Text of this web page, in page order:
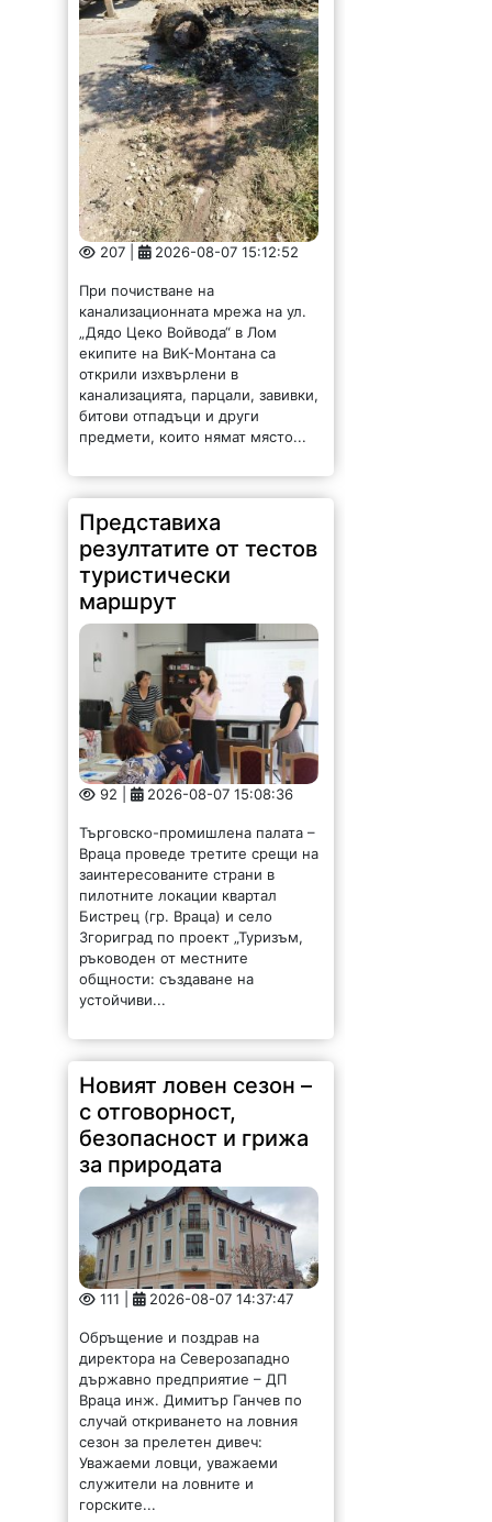
207 | 2026-08-07 15:12:52
При почистване на
канализационната мрежа на ул.
„Дядо Цеко Войвода“ в Лом
екипите на ВиК-Монтана са
открили изхвърлени в
канализацията, парцали, завивки,
битови отпадъци и други
предмети, които нямат място...
Представиха
резултатите от тестов
туристически
маршрут
92 | 2026-08-07 15:08:36
Търговско-промишлена палата –
Враца проведе третите срещи на
заинтересованите страни в
пилотните локации квартал
Бистрец (гр. Враца) и село
Згориград по проект „Туризъм,
ръководен от местните
общности: създаване на
устойчиви...
Новият ловен сезон –
с отговорност,
безопасност и грижа
за природата
111 | 2026-08-07 14:37:47
Обръщение и поздрав на
директора на Северозападно
държавно предприятие – ДП
Враца инж. Димитър Ганчев по
случай откриването на ловния
сезон за прелетен дивеч:
Уважаеми ловци, уважаеми
служители на ловните и
горските...